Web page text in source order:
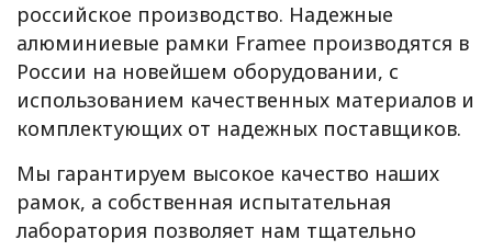
российское производство. Надежные
алюминиевые рамки Framee производятся в
России на новейшем оборудовании, с
использованием качественных материалов и
комплектующих от надежных поставщиков.
Мы гарантируем высокое качество наших
рамок, а собственная испытательная
лаборатория позволяет нам тщательно